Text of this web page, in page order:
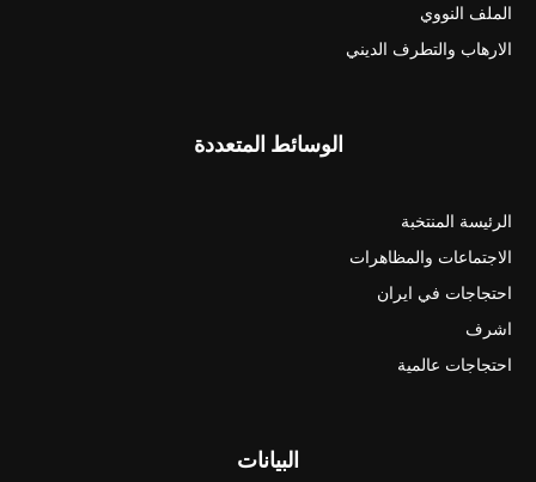
الملف النووي
الارهاب والتطرف الديني
الوسائط المتعددة
الرئيسة المنتخبة
الاجتماعات والمظاهرات
احتجاجات في ايران
اشرف
احتجاجات عالمية
البيانات